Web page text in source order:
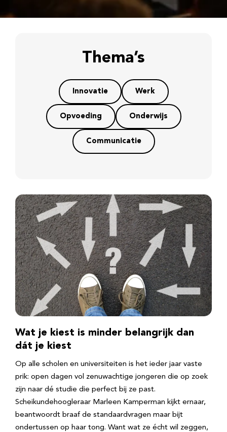
Thema’s
Innovatie Werk
Opvoeding Onderwijs
Communicatie
Wat je kiest is minder belangrijk dan
dát je kiest
Op alle scholen en universiteiten is het ieder jaar vaste
prik: open dagen vol zenuwachtige jongeren die op zoek
zijn naar dé studie die perfect bij ze past.
Scheikundehoogleraar Marleen Kamperman kijkt ernaar,
beantwoordt braaf de standaardvragen maar bijt
ondertussen op haar tong. Want wat ze écht wil zeggen,